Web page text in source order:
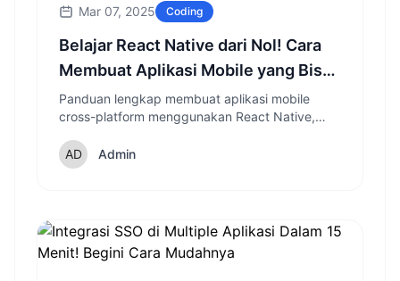
Mar 07, 2025 Coding
Belajar React Native dari Nol! Cara
Membuat Aplikasi Mobile yang Bisa
Dipakai di Android & iOS
Panduan lengkap membuat aplikasi mobile
cross-platform menggunakan React Native,
Store dan App Store.
Admin